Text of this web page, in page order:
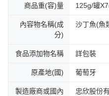
商品重(容)量 125g/罐
內容物名稱(成
分)
沙丁魚(魚
食品添加物名稱 詳包裝
原產地(國) 葡萄牙
製造廠商或國內
忠欣股份